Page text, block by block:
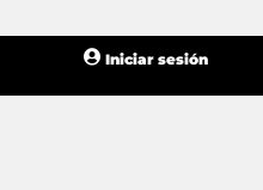
Iniciar sesión